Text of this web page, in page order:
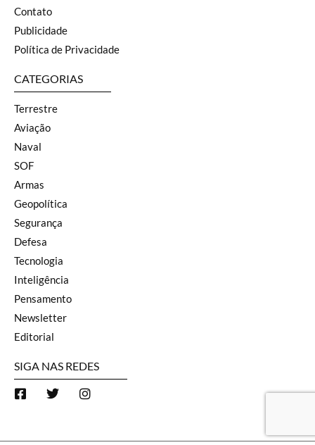
Contato
Publicidade
Política de Privacidade
CATEGORIAS
Terrestre
Aviação
Naval
SOF
Armas
Geopolítica
Segurança
Defesa
Tecnologia
Inteligência
Pensamento
Newsletter
Editorial
SIGA NAS REDES